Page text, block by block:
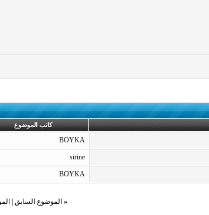
كاتب الموضوع
BOYKA
sirine
BOYKA
« الموضوع السابق